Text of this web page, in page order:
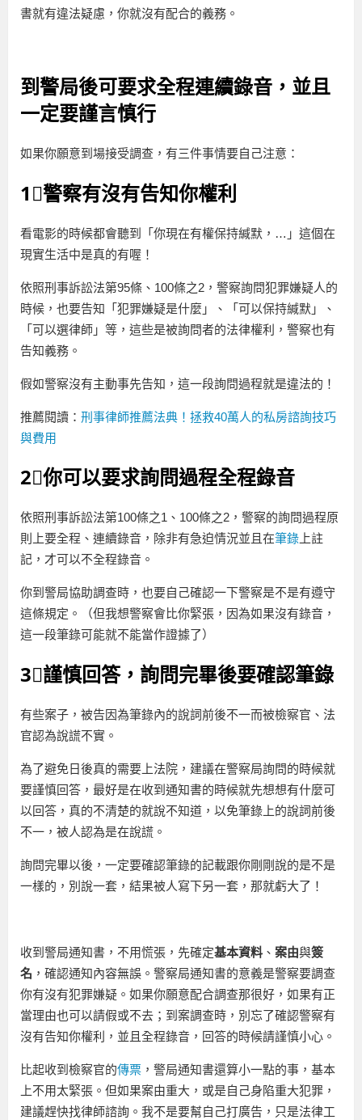
書就有違法疑慮，你就沒有配合的義務。
到警局後可要求全程連續錄音，並且
一定要謹言慎行
如果你願意到場接受調查，有三件事情要自己注意：
1⃣警察有沒有告知你權利
看電影的時候都會聽到「你現在有權保持緘默，…」這個在
現實生活中是真的有喔！
依照刑事訴訟法第95條、100條之2，警察詢問犯罪嫌疑人的
時候，也要告知「犯罪嫌疑是什麼」、「可以保持緘默」、
「可以選律師」等，這些是被詢問者的法律權利，警察也有
告知義務。
假如警察沒有主動事先告知，這一段詢問過程就是違法的！
推薦閱讀： 刑事律師推薦法典！拯救40萬人的私房諮詢技巧
與費用
2⃣你可以要求詢問過程全程錄音
依照刑事訴訟法第100條之1、100條之2，警察的詢問過程原
則上要全程、連續錄音，除非有急迫情況並且在筆錄 上註
記，才可以不全程錄音。
你到警局協助調查時，也要自己確認一下警察是不是有遵守
這條規定。（但我想警察會比你緊張，因為如果沒有錄音，
這一段筆錄可能就不能當作證據了）
3⃣謹慎回答，詢問完畢後要確認筆錄
有些案子，被告因為筆錄內的說詞前後不一而被檢察官、法
官認為說謊不實。
為了避免日後真的需要上法院，建議在警察局詢問的時候就
要謹慎回答，最好是在收到通知書的時候就先想想有什麼可
以回答，真的不清楚的就說不知道，以免筆錄上的說詞前後
不一，被人認為是在說謊。
詢問完畢以後，一定要確認筆錄的記載跟你剛剛說的是不是
一樣的，別說一套，結果被人寫下另一套，那就虧大了！
收到警局通知書，不用慌張，先確定基本資料 、 案由與簽
名 ，確認通知內容無誤。警察局通知書的意義是警察要調查
你有沒有犯罪嫌疑。如果你願意配合調查那很好，如果有正
當理由也可以請假或不去；到案調查時，別忘了確認警察有
沒有告知你權利，並且全程錄音，回答的時候請謹慎小心。
比起收到檢察官的傳票 ，警局通知書還算小一點的事，基本
上不用太緊張。但如果案由重大，或是自己身陷重大犯罪，
建議趕快找律師諮詢。我不是要幫自己打廣告，只是法律工